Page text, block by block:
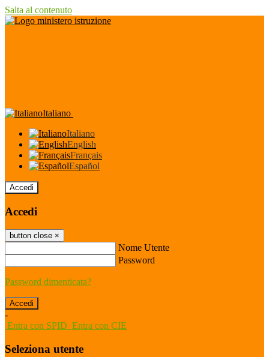
Salta al contenuto
Italiano
Italiano
English
Français
Español
Accedi
Accedi
button close ×
Nome Utente
Password
Password dimenticata?
-
Entra con SPID Entra con CIE
Seleziona utente